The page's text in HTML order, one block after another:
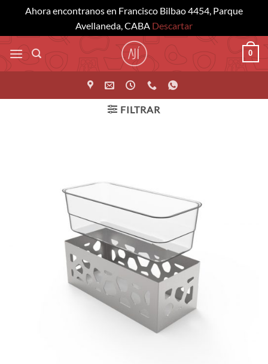
Ahora encontranos en Francisco Bilbao 4454, Parque
Avellaneda, CABA Descartar
Saltar
al
contenido
0
FILTRAR